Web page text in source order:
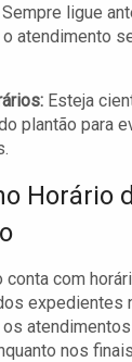
Sempre ligue
atendimento
Esteja
plantão para
Horário
conta com
expedientes
os
nos